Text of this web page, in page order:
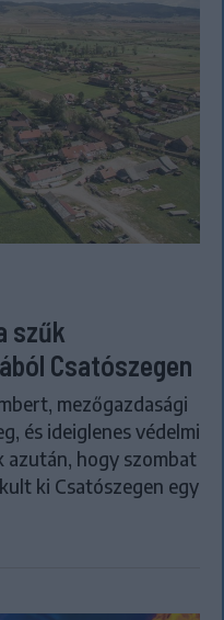
szűk
Csatószegen
mezőgazdasági
és ideiglenes védelmi
hogy szombat
ki Csatószegen egy